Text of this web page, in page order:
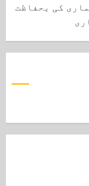
کی بحفاظت